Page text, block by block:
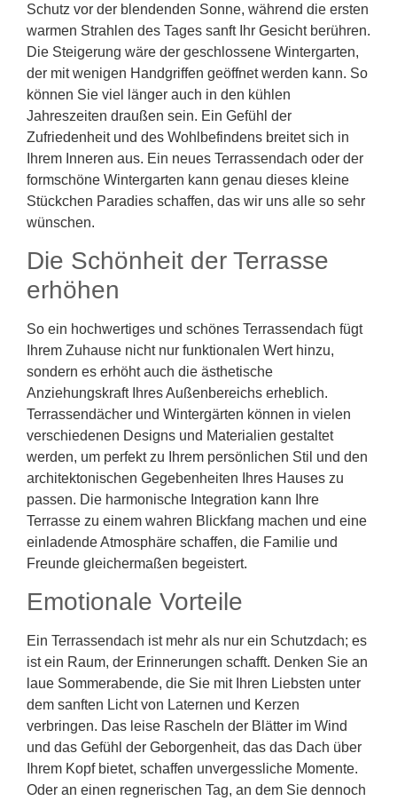
Schutz vor der blendenden Sonne, während die ersten
warmen Strahlen des Tages sanft Ihr Gesicht berühren.
Die Steigerung wäre der geschlossene Wintergarten,
der mit wenigen Handgriffen geöffnet werden kann. So
können Sie viel länger auch in den kühlen
Jahreszeiten draußen sein. Ein Gefühl der
Zufriedenheit und des Wohlbefindens breitet sich in
Ihrem Inneren aus. Ein neues Terrassendach oder der
formschöne Wintergarten kann genau dieses kleine
Stückchen Paradies schaffen, das wir uns alle so sehr
wünschen.
Die Schönheit der Terrasse
erhöhen
So ein hochwertiges und schönes Terrassendach fügt
Ihrem Zuhause nicht nur funktionalen Wert hinzu,
sondern es erhöht auch die ästhetische
Anziehungskraft Ihres Außenbereichs erheblich.
Terrassendächer und Wintergärten können in vielen
verschiedenen Designs und Materialien gestaltet
werden, um perfekt zu Ihrem persönlichen Stil und den
architektonischen Gegebenheiten Ihres Hauses zu
passen. Die harmonische Integration kann Ihre
Terrasse zu einem wahren Blickfang machen und eine
einladende Atmosphäre schaffen, die Familie und
Freunde gleichermaßen begeistert.
Emotionale Vorteile
Ein Terrassendach ist mehr als nur ein Schutzdach; es
ist ein Raum, der Erinnerungen schafft. Denken Sie an
laue Sommerabende, die Sie mit Ihren Liebsten unter
dem sanften Licht von Laternen und Kerzen
verbringen. Das leise Rascheln der Blätter im Wind
und das Gefühl der Geborgenheit, das das Dach über
Ihrem Kopf bietet, schaffen unvergessliche Momente.
Oder an einen regnerischen Tag, an dem Sie dennoch